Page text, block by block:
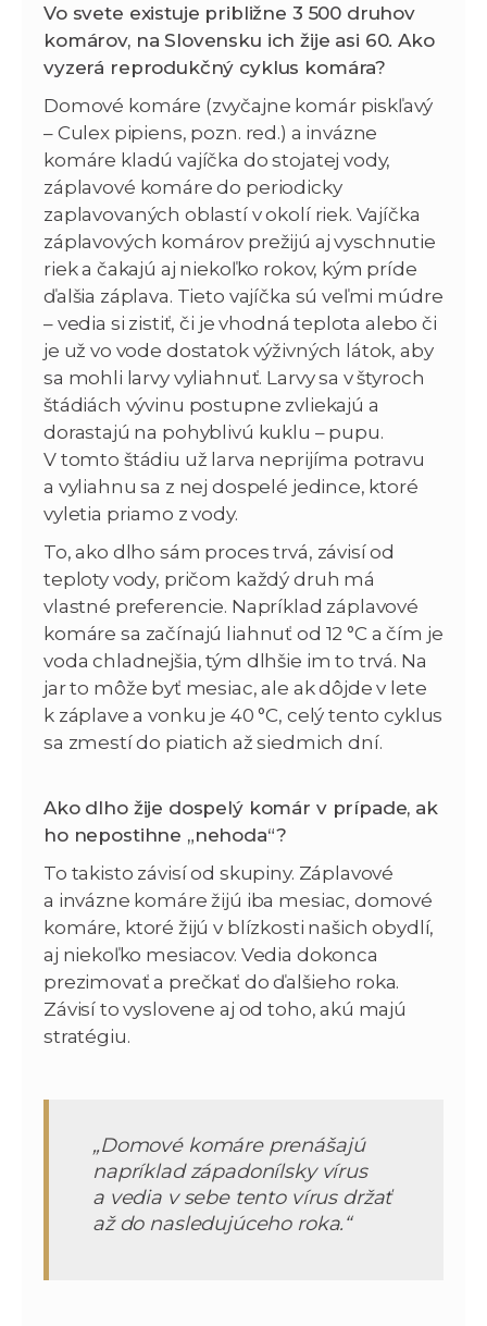
Vo svete existuje približne 3 500 druhov
komárov, na Slovensku ich žije asi 60. Ako
vyzerá reprodukčný cyklus komára?
Domové komáre (zvyčajne komár piskľavý
– Culex pipiens, pozn. red.) a invázne
komáre kladú vajíčka do stojatej vody,
záplavové komáre do periodicky
zaplavovaných oblastí v okolí riek. Vajíčka
záplavových komárov prežijú aj vyschnutie
riek a čakajú aj niekoľko rokov, kým príde
ďalšia záplava. Tieto vajíčka sú veľmi múdre
– vedia si zistiť, či je vhodná teplota alebo či
je už vo vode dostatok výživných látok, aby
sa mohli larvy vyliahnuť. Larvy sa v štyroch
štádiách vývinu postupne zvliekajú a
dorastajú na pohyblivú kuklu – pupu.
V tomto štádiu už larva neprijíma potravu
a vyliahnu sa z nej dospelé jedince, ktoré
vyletia priamo z vody.
To, ako dlho sám proces trvá, závisí od
teploty vody, pričom každý druh má
vlastné preferencie. Napríklad záplavové
komáre sa začínajú liahnuť od 12 °C a čím je
voda chladnejšia, tým dlhšie im to trvá. Na
jar to môže byť mesiac, ale ak dôjde v lete
k záplave a vonku je 40 °C, celý tento cyklus
sa zmestí do piatich až siedmich dní.
Ako dlho žije dospelý komár v prípade, ak
ho nepostihne „nehoda“?
To takisto závisí od skupiny. Záplavové
a invázne komáre žijú iba mesiac, domové
komáre, ktoré žijú v blízkosti našich obydlí,
aj niekoľko mesiacov. Vedia dokonca
prezimovať a prečkať do ďalšieho roka.
Závisí to vyslovene aj od toho, akú majú
stratégiu.
„Domové komáre prenášajú
napríklad západonílsky vírus
a vedia v sebe tento vírus držať
až do nasledujúceho roka.“